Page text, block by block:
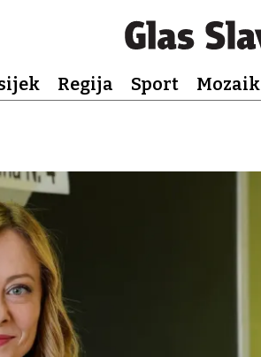
Regija Sport Mozaik